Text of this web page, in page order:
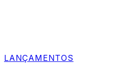
LANÇAMENTOS